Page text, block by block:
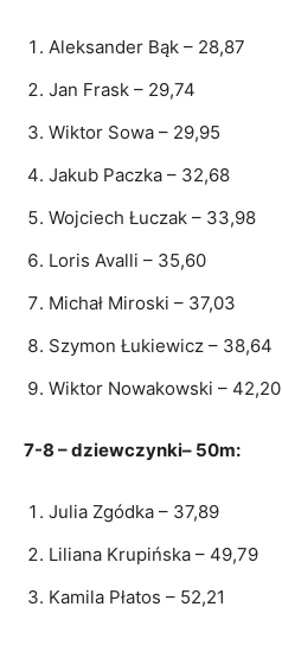
Aleksander Bąk – 28,87
Jan Frask – 29,74
Wiktor Sowa – 29,95
Jakub Paczka – 32,68
Wojciech Łuczak – 33,98
Loris Avalli – 35,60
Michał Miroski – 37,03
Szymon Łukiewicz – 38,64
Wiktor Nowakowski – 42,20
7-8 – dziewczynki– 50m:
Julia Zgódka – 37,89
Liliana Krupińska – 49,79
Kamila Płatos – 52,21